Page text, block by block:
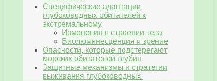
Специфические адаптации
глубоководных обитателей к
экстремальному.
Изменения в строении тела
Биолюминесценция и зрение
Опасности, которые подстерегают
морских обитателей глубин
Защитные механизмы и стратегии
выживания глубоководных.